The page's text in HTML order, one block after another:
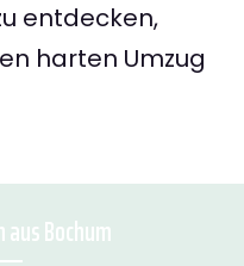
entdecken,
harten Umzug
Bochum